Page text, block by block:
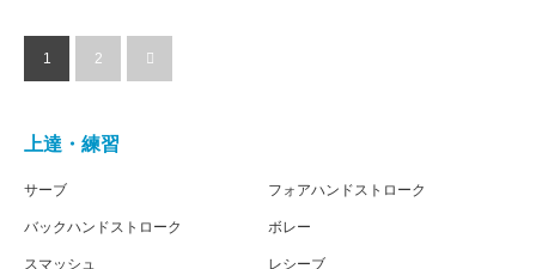
1 2
上達・練習
サーブ
バックハンドストローク
スマッシュ
フォアハンドストローク
ボレー
レシーブ